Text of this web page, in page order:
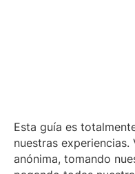
Esta guía es
nuestras
anónima, tomando